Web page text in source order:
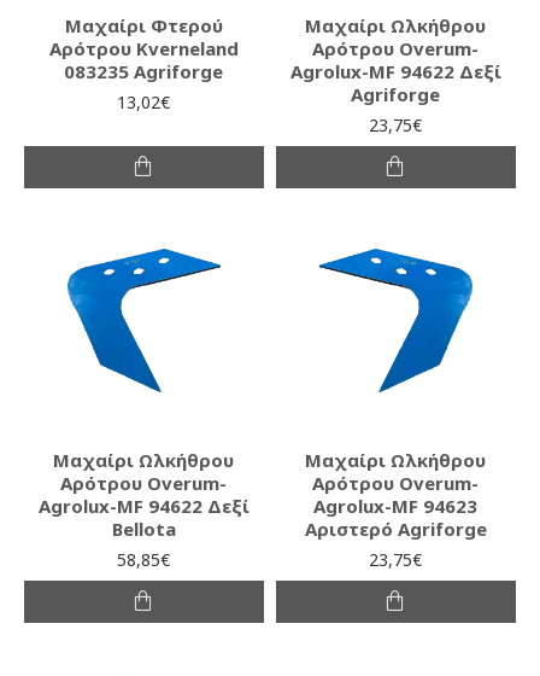
Μαχαίρι Φτερού
Αρότρου Kverneland
083235 Agriforge
13,02€
Μαχαίρι Ωλκήθρου
Αρότρου Overum-
Agrolux-MF 94622 Δεξί
Agriforge
23,75€
Μαχαίρι Ωλκήθρου
Αρότρου Overum-
Agrolux-MF 94622 Δεξί
Bellota
58,85€
Μαχαίρι Ωλκήθρου
Αρότρου Overum-
Agrolux-MF 94623
Αριστερό Agriforge
23,75€